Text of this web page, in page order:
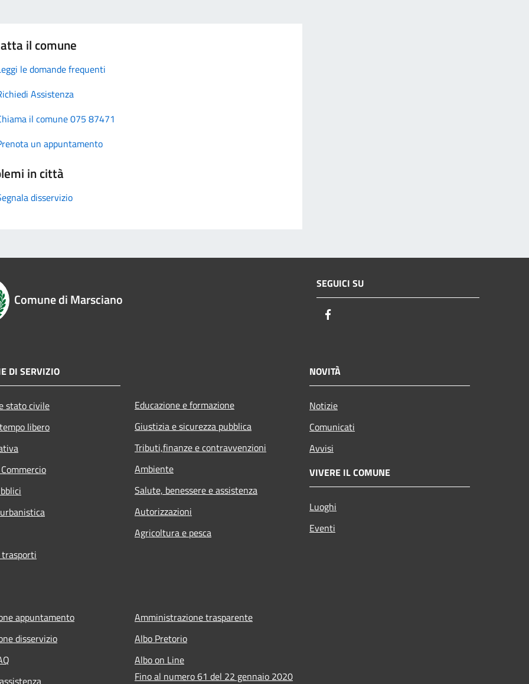
il comune
le domande frequenti
Assistenza
il comune 075 87471
un appuntamento
in città
disservizio
Comune di Marsciano
SEGUICI SU
DI SERVIZIO
stato civile
libero
Educazione e formazione
Giustizia e sicurezza pubblica
Tributi,finanze e contravvenzioni
Ambiente
Salute, benessere e assistenza
Autorizzazioni
Agricoltura e pesca
NOVITÀ
Notizie
Comunicati
Avvisi
VIVERE IL COMUNE
Luoghi
Eventi
appuntamento
disservizio
Amministrazione trasparente
Albo Pretorio
Albo on Line
Fino al numero 61 del 22 gennaio 2020